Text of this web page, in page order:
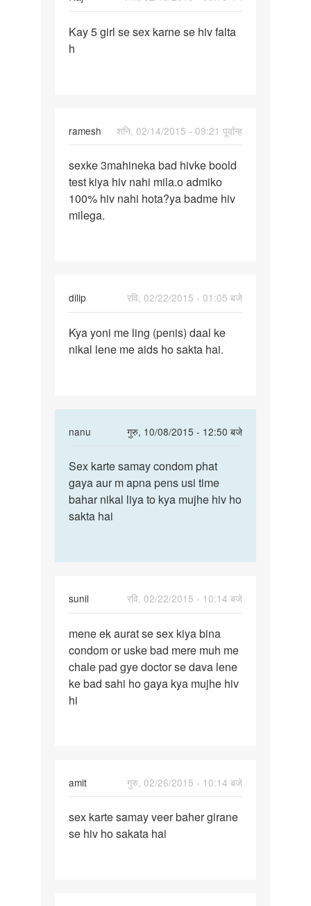
Kay
5
se
Kay 5 girl se sex karne se hiv falta
h
ramesh
शनि, 02/14/2015 - 09:21 पूर्वान्ह
sexke
3mahineka
bad
hivke
sexke 3mahineka bad hivke boold
test kiya hiv nahi mila.o admiko
100% hiv nahi hota?ya badme hiv
milega.
dilip
रवि, 02/22/2015 - 01:05 बजे
Kya
yoni
Kya yoni me ling (penis) daal ke
nikal lene me aids ho sakta hai.
nanu
गुरु, 10/08/2015 - 12:50 बजे
to
Yadi
ji
viykati
aap
Sex
karte
samay
condom
Sex karte samay condom phat
gaya aur m apna pens usi time
bahar nikal liya to kya mujhe hiv ho
sakta hai
sunil
रवि, 02/22/2015 - 10:14 बजे
mene
ek
aurat
se
sex
mene ek aurat se sex kiya bina
condom or uske bad mere muh me
chale pad gye doctor se dava lene
ke bad sahi ho gaya kya mujhe hiv
hi
amit
गुरु, 02/26/2015 - 10:14 बजे
sex
karte
sex karte samay veer baher girane
se hiv ho sakata hai